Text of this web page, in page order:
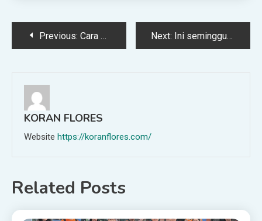
PostPrevious: Cara memperbaiki gambar sepak bola Next: Ini seminggu bersama teman baruku – bandara Pro 3
KORAN FLORES
Website https://koranflores.com/
Related Posts